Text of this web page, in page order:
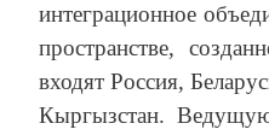
интеграционное
пространстве,
входят Россия,
Кыргызстан.